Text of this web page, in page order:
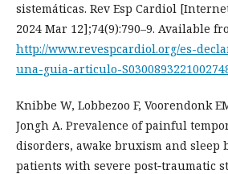
sistemáticas. Rev Esp Cardiol
2024 Mar 12];74(9):790–9. Available
http://www.revespcardiol.org/es-
una-guia-articulo-
Knibbe W, Lobbezoo F, Voorendonk
Jongh A. Prevalence of painful
disorders, awake bruxism and sleep
patients with severe post‐traumatic